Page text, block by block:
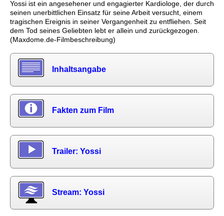
Yossi ist ein angesehener und engagierter Kardiologe, der durch
seinen unerbittlichen Einsatz für seine Arbeit versucht, einem
tragischen Ereignis in seiner Vergangenheit zu entfliehen. Seit
dem Tod seines Geliebten lebt er allein und zurückgezogen.
(Maxdome.de-Filmbeschreibung)
Inhaltsangabe
Fakten zum Film
Trailer: Yossi
Stream: Yossi